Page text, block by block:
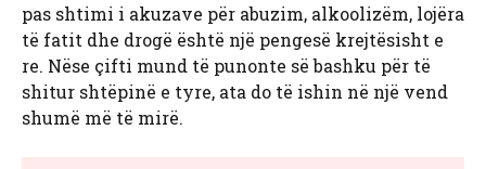
pas shtimi i akuzave për abuzim, alkoolizëm, lojëra
të fatit dhe drogë është një pengesë krejtësisht e
re. Nëse çifti mund të punonte së bashku për të
shitur shtëpinë e tyre, ata do të ishin në një vend
shumë më të mirë.